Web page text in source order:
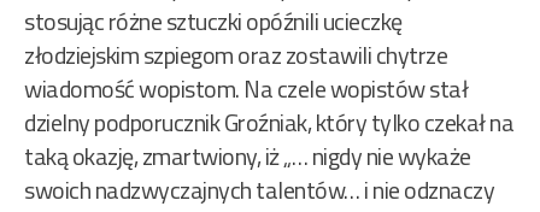
stosując różne sztuczki opóźnili ucieczkę
złodziejskim szpiegom oraz zostawili chytrze
wiadomość wopistom. Na czele wopistów stał
dzielny podporucznik Groźniak, który tylko czekał na
taką okazję, zmartwiony, iż „… nigdy nie wykaże
swoich nadzwyczajnych talentów… i nie odznaczy